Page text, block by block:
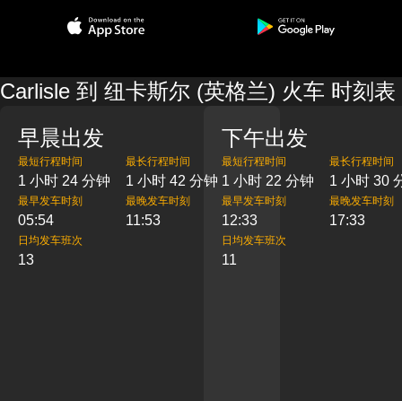
Carlisle 到 纽卡斯尔 (英格兰) 火车 时刻表
早晨出发
最短行程时间
1 小时 24 分钟
最长行程时间
1 小时 42 分钟
最早发车时刻
05:54
最晚发车时刻
11:53
日均发车班次
13
下午出发
最短行程时间
1 小时 22 分钟
最长行程时间
1 小时 30
最早发车时刻
12:33
最晚发车时刻
17:33
日均发车班次
11